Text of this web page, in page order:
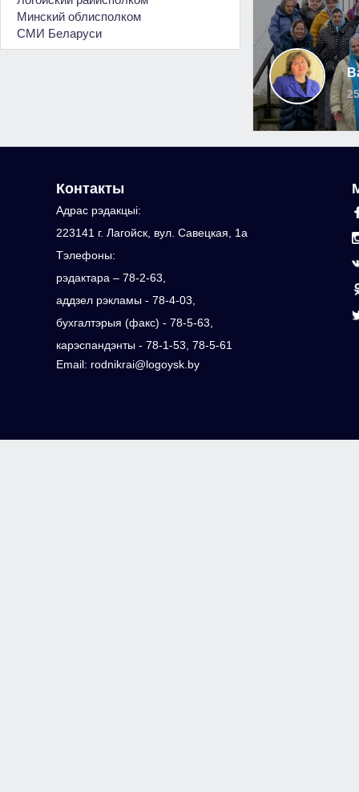
Минский облисполком
СМИ Беларуси
Контакты
Адрас рэдакцыi:
223141 г. Лагойск, вул. Савецкая, 1а
Тэлефоны:
рэдактара – 78-2-63,
аддзел рэкламы - 78-4-03,
бухгалтэрыя (факс) - 78-5-63,
карэспандэнты - 78-1-53, 78-5-61
Email: rodnikrai@logoysk.by